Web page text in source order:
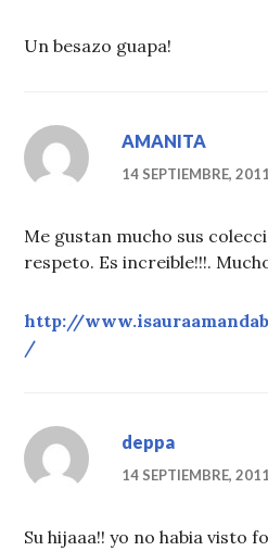
Un besazo guapa!
AMANITA
14 SEPTIEMBRE,
Me gustan mucho sus
respeto. Es increible!!!.
http://
/
deppa
14 SEPTIEMBRE,
Su hijaaa!! yo no habia visto